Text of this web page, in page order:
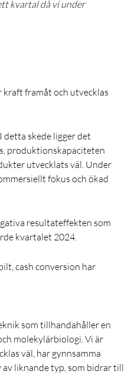
kvartal då vi under
framåt och utvecklas
skede ligger det
produktionskapaciteten
utvecklats väl. Under
fokus och ökad
resultateffekten som
kvartalet 2024.
cash conversion har
som tillhandahåller en
molekylärbiologi. Vi är
väl, har gynnsamma
liknande typ, som bidrar till